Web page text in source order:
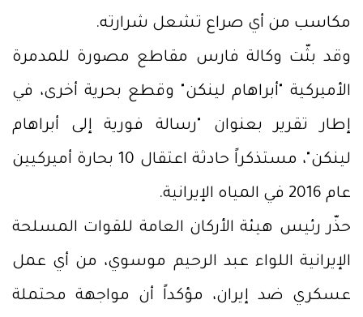
مكاسب من أي صراع تشعل شرارته.
وقد بثّت وكالة فارس مقاطع مصورة للمدمرة
الأميركية "أبراهام لينكن" وقطع بحرية أخرى، في
إطار تقرير بعنوان "رسالة فورية إلى أبراهام
لينكن"، مستذكراً حادثة اعتقال 10 بحارة أميركيين
عام 2016 في المياه الإيرانية.
حذّر رئيس هيئة الأركان العامة للقوات المسلحة
الإيرانية اللواء عبد الرحيم موسوي، من أي عمل
عسكري ضد إيران، مؤكداً أن مواجهة محتملة